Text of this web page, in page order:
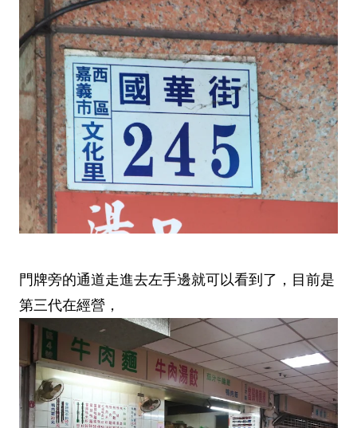
門牌旁的通道走進去左手邊就可以看到了，目前是
第三代在經營，